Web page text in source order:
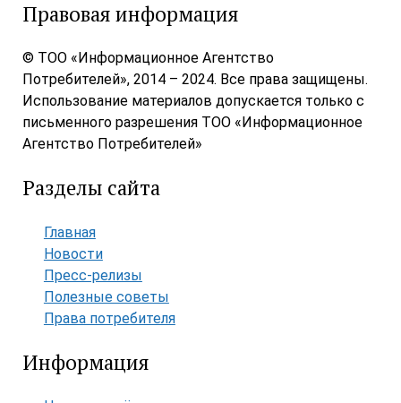
Правовая информация
© ТОО «Информационное Агентство
Потребителей», 2014 – 2024. Все права защищены.
Использование материалов допускается только с
письменного разрешения ТОО «Информационное
Агентство Потребителей»
Разделы сайта
Главная
Новости
Пресс-релизы
Полезные советы
Права потребителя
Информация